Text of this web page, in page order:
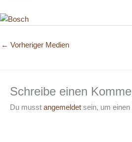
← Vorheriger Medien
Schreibe einen
Du musst angemeldet sein, um